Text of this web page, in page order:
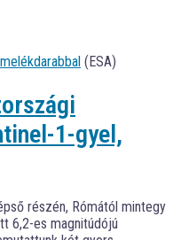
(ESA)
1-gyel,
részén, Rómától mintegy
6,2-es magnitúdójú